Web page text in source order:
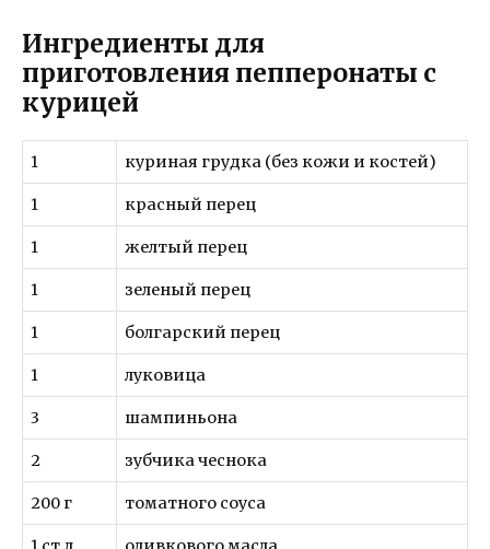
Ингредиенты для
приготовления пепперонаты с
курицей
1 куриная грудка (без кожи и костей)
1 красный перец
1 желтый перец
1 зеленый перец
1 болгарский перец
1 луковица
3 шампиньона
2 зубчика чеснока
200 г томатного соуса